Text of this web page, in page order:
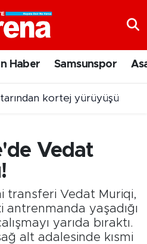
Haber Samsunspor
kortej yürüyüşü
Vedat
transferi Vedat Muriqi,
antrenmanda yaşadığı
yarıda bıraktı.
alt adalesinde kısmi
ve Fikstür